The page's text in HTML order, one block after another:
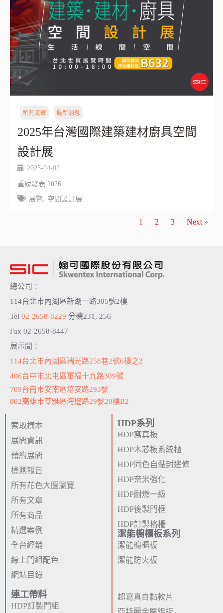
所有文章 最新消息
2025年台灣國際建築建材廚具空間
設計展
2025-04-02
重磅發表 2026
展覽, 空間設計展
1 2 3 Next »
總公司：
114台北市內湖區新湖一路305號2樓
Tel 02-2658-8229 分機231, 256
Fax 02-2658-8447
展示間：
114台北市內湖區瑞光路258巷2號6樓之2
406台中市北屯區軍福十九路309號
709台南市安南區培安路293號
802高雄市苓雅區海邊路29號20樓B2
索取樣本
展間資訊
預約展間
檢測報告
所有花色大圖瀏覽
所有文章
所有商品
精選案例
全台經銷
線上門組配色
網站目錄
HDP系列
HDP寫真板
HDP木芯板系統櫃
HDP同色自黏封邊條
HDP奈米強化
HDP耐燃一級
HDP後製門框
HDP訂製格柵
潔能櫥櫃板系列
潔能櫥櫃板
潔能防火板
連工帶料
HDP訂製門組
超寫真自黏軟片